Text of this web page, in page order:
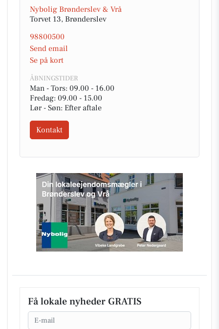
Nybolig Brønderslev & Vrå
Torvet 13, Brønderslev
98800500
Send email
Se på kort
ÅBNINGSTIDER
Man - Tors: 09.00 - 16.00
Fredag: 09.00 - 15.00
Lør - Søn: Efter aftale
Kontakt
Få lokale nyheder GRATIS
Email